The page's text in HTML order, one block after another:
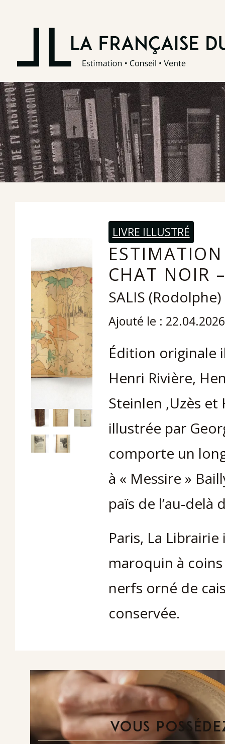
LIVRE ILLUSTRÉ
CHAT NOIR
SALIS (Rodolphe)
Ajouté le : 22.04.2026
Édition originale
Henri Rivière,
Steinlen ,Uzès
illustrée par
comporte un
à « Messire »
païs de l’au-
Paris, La
maroquin à
nerfs orné de
conservée.
VOUS